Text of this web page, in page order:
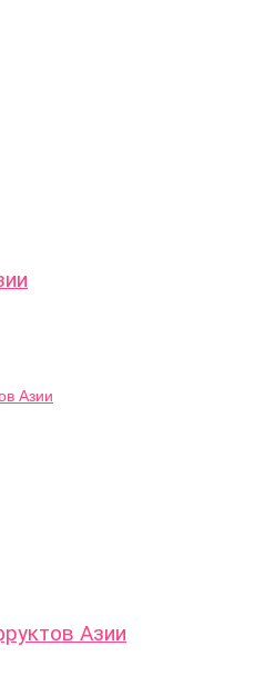
Азии